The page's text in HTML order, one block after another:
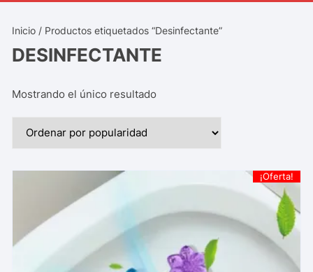
Inicio / Productos etiquetados “Desinfectante”
DESINFECTANTE
Mostrando el único resultado
¡Oferta!